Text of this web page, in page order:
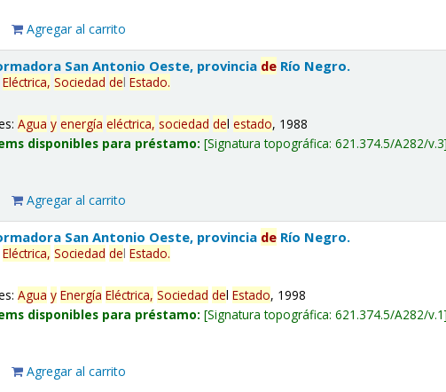
Agregar al carrito
San Antonio Oeste, provincia de Río Negro.
Eléctrica, Sociedad delEstado.
Agua y energía eléctrica, sociedad delestado, 1988
disponibles para préstamo: Signatura topográfica:621.374.5/A282/v.3
Agregar al carrito
San Antonio Oeste, provincia de Río Negro.
Eléctrica, Sociedad delEstado.
Agua y Energía Eléctrica, Sociedad delEstado, 1998
disponibles para préstamo: Signatura topográfica:621.374.5/A282/v.1
Agregar al carrito